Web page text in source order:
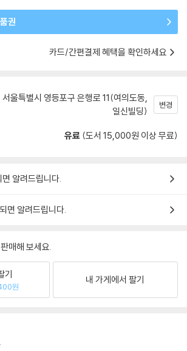
권
카드/간편결제 혜택을 확인하세요
서울특별시 영등포구 은행로 11(여의도동,
일신빌딩)
변경
유료 (도서 15,000원 이상 무료)
알려드립니다.
면 알려드립니다.
매해 보세요.
기
원
내 가게에서 팔기